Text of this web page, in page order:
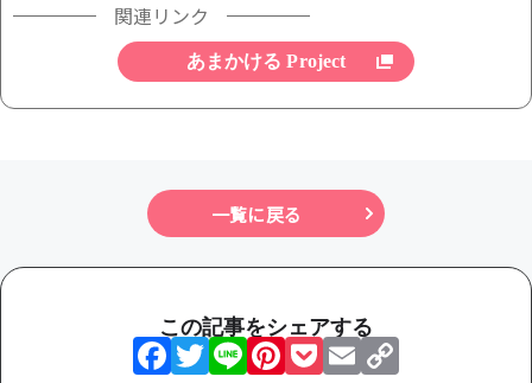
関連リンク
あまかける Project
一覧に戻る
この記事をシェアする
Facebook
Twitter
LinePinterest
Pocket
Email